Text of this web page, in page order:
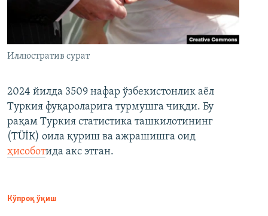
Иллюстратив сурат
2024 йилда 3509 нафар ўзбекистонлик аёл
Туркия фуқароларига турмушга чиқди. Бу
рақам Туркия статистика ташкилотининг
(ТÜİК) оила қуриш ва ажрашишга оид
ҳисоботида акс этган.
Кўпроқ ўқиш